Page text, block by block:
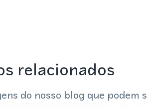
relacionados
do nosso blog que podem